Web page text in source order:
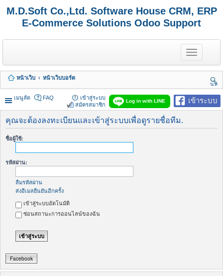
M.D.Soft Co.,Ltd. Software House CRM, ERP
E-Commerce Solutions Odoo Support
T
o
g
e
n
a
v
g
หน้าเว็บ
หน้าเว็บบอร์ด
นห
า
เมนูลัด
เข้าระบบ
Log in with LINE
FAQ
เข้าสู่ระบบ
สมัครสมาชิก
คุณจะต้องลงทะเบียนและเข้าสู่ระบบเพื่อดูรายชื่อทีม.
ชื่อผู้ใช้:
รหัสผ่าน:
ลืมรหัสผ่าน
ส่งอีเมลยืนยันอีกครั้ง
เข้าสู่ระบบอัตโนมัติ
ซ่อนสถานะการออนไลน์ของฉัน
Facebook